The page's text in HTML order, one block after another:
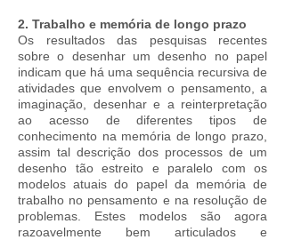
2. Trabalho e memória de longo prazo
Os resultados das pesquisas recentes
sobre o desenhar um desenho no papel
indicam que há uma sequência recursiva de
atividades que envolvem o pensamento, a
imaginação, desenhar e a reinterpretação
ao acesso de diferentes tipos de
conhecimento na memória de longo prazo,
assim tal descrição dos processos de um
desenho tão estreito e paralelo com os
modelos atuais do papel da memória de
trabalho no pensamento e na resolução de
problemas. Estes modelos são agora
razoavelmente bem articulados e